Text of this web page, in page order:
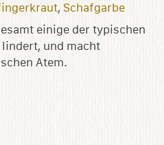
, Schafgarbe
einige der typischen
und macht
Atem.